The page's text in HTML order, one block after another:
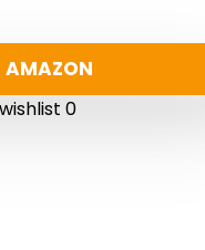
AMAZON
0